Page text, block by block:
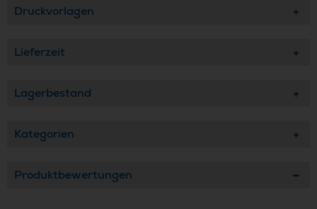
Druckvorlagen
Lieferzeit
Lagerbestand
Kategorien
Produktbewertungen